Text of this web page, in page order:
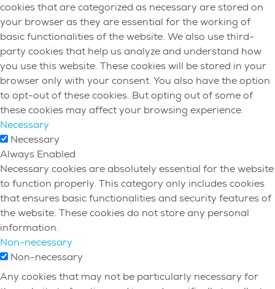
cookies that are categorized as necessary are stored on
your browser as they are essential for the working of
basic functionalities of the website. We also use third-
party cookies that help us analyze and understand how
you use this website. These cookies will be stored in your
browser only with your consent. You also have the option
to opt-out of these cookies. But opting out of some of
these cookies may affect your browsing experience.
Necessary
Necessary
Always Enabled
Necessary cookies are absolutely essential for the website
to function properly. This category only includes cookies
that ensures basic functionalities and security features of
the website. These cookies do not store any personal
information.
Non-necessary
Non-necessary
Any cookies that may not be particularly necessary for